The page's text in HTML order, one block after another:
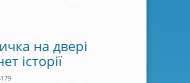
на двері
історії